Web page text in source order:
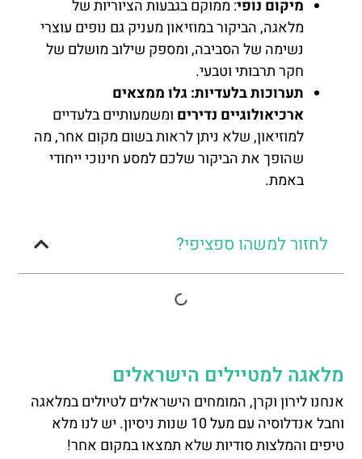
מיקום נופי: ממוקם בגבעות הציוריות של
מלאגה, הביקור במוזיאון מעניק גם נופים עוצרי
נשימה של הסביבה, ומספק שילוב מושלם של
חקר תרבותי וטבעי.
תערוכות בלעדיות: גלו ממצאים
ארכיאולוגיים נדירים ומשמעותיים בלעדיים
למוזיאון, שלא ניתן לראות בשום מקום אחר, מה
שהופך את הביקור שלכם למסע חינוכי ייחודי
באמת.
לחזור למשהו ספציפי?
מלאגה למטיילים הישראלים
אנחנו לירון וקרן, המומחים הישראלים לטיולים במלאגה
וחבל אנדלוסיה עם מעל 10 שנות ניסיון. יש לנו מלא
טיפים והמלצות סודיות שלא תמצאו במקום אחר!